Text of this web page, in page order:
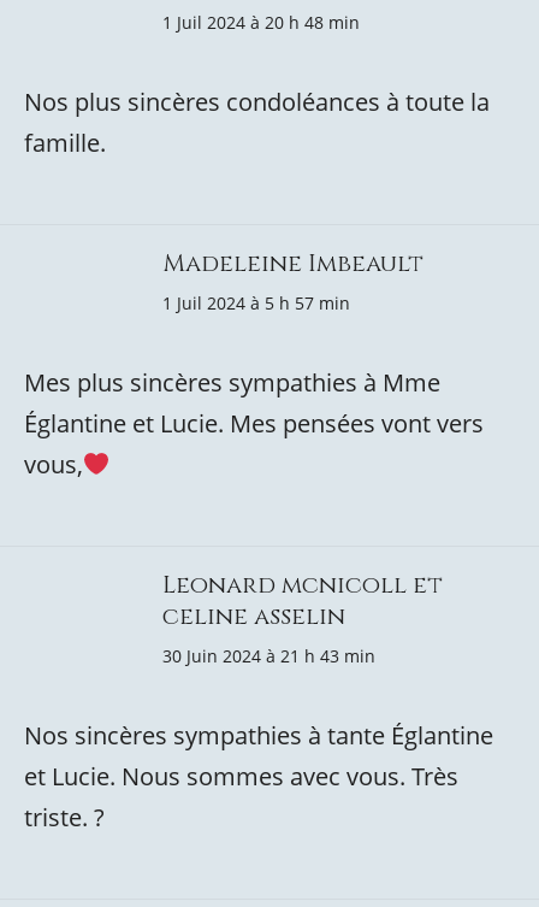
1 Juil 2024 à 20 h 48 min
Nos plus sincères condoléances à toute la
famille.
Madeleine Imbeault
1 Juil 2024 à 5 h 57 min
Mes plus sincères sympathies à Mme
Églantine et Lucie. Mes pensées vont vers
vous,
Leonard mcnicoll et
celine asselin
30 Juin 2024 à 21 h 43 min
Nos sincères sympathies à tante Églantine
et Lucie. Nous sommes avec vous. Très
triste. ?